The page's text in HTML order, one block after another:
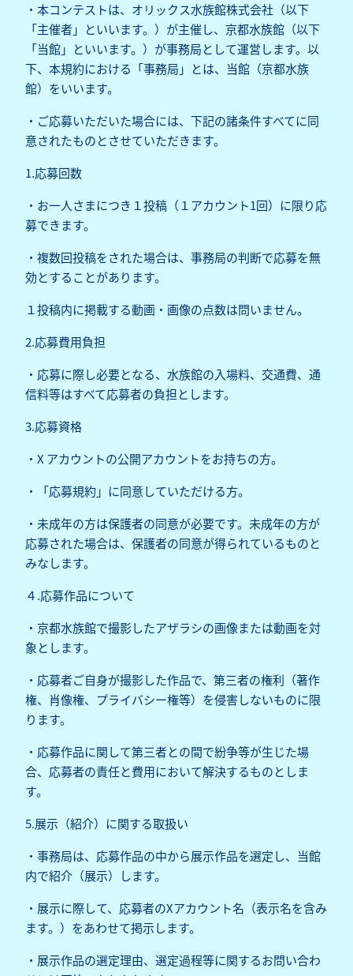
・本コンテストは、オリックス水族館株式会社（以下
「主催者」といいます。）が主催し、京都水族館（以下
「当館」といいます。）が事務局として運営します。以
下、本規約における「事務局」とは、当館（京都水族
館）をいいます。
・ご応募いただいた場合には、下記の諸条件すべてに同
意されたものとさせていただきます。
1.応募回数
・お一人さまにつき１投稿（１アカウント1回）に限り応
募できます。
・複数回投稿をされた場合は、事務局の判断で応募を無
効とすることがあります。
１投稿内に掲載する動画・画像の点数は問いません。
2.応募費用負担
・応募に際し必要となる、水族館の入場料、交通費、通
信料等はすべて応募者の負担とします。
3.応募資格
・X アカウントの公開アカウントをお持ちの方。
・「応募規約」に同意していただける方。
・未成年の方は保護者の同意が必要です。未成年の方が
応募された場合は、保護者の同意が得られているものと
みなします。
４.応募作品について
・京都水族館で撮影したアザラシの画像または動画を対
象とします。
・応募者ご自身が撮影した作品で、第三者の権利（著作
権、肖像権、プライバシー権等）を侵害しないものに限
ります。
・応募作品に関して第三者との間で紛争等が生じた場
合、応募者の責任と費用において解決するものとしま
す。
5.展示（紹介）に関する取扱い
・事務局は、応募作品の中から展示作品を選定し、当館
内で紹介（展示）します。
・展示に際して、応募者のXアカウント名（表示名を含み
ます。）をあわせて掲示します。
・展示作品の選定理由、選定過程等に関するお問い合わ